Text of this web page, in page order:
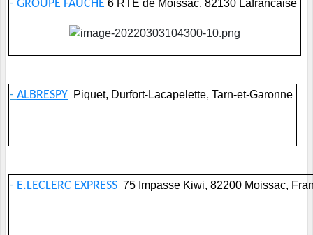
- GROUPE FAUCHE 6 RTE de Moissac, 82130 Lafrancaise
- ALBRESPY Piquet, Durfort-Lacapelette, Tarn-et-Garonne
- E.LECLERC EXPRESS 75 Impasse Kiwi, 82200 Moissac,